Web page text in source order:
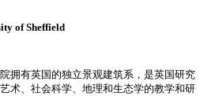
of Sheffield
有英国的独立景观建筑系，是英国研究
术、社会科学、地理和生态学的教学和研